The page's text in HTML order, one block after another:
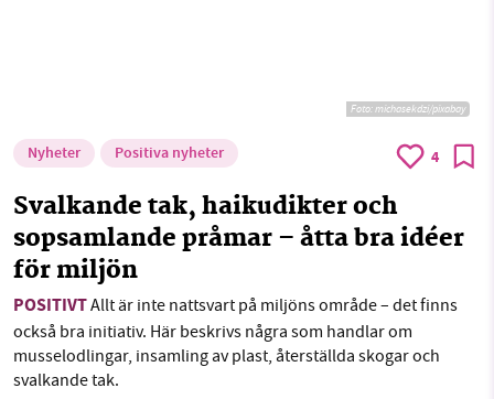
Foto:michasekdzi/pixabay
Nyheter Positiva nyheter 4
Svalkande tak, haikudikter och
sopsamlande pråmar – åtta bra idéer
för miljön
POSITIVTAllt är inte nattsvart på miljöns område – det finns
också bra initiativ. Här beskrivs några som handlar om
musselodlingar, insamling av plast, återställda skogar och
svalkande tak.